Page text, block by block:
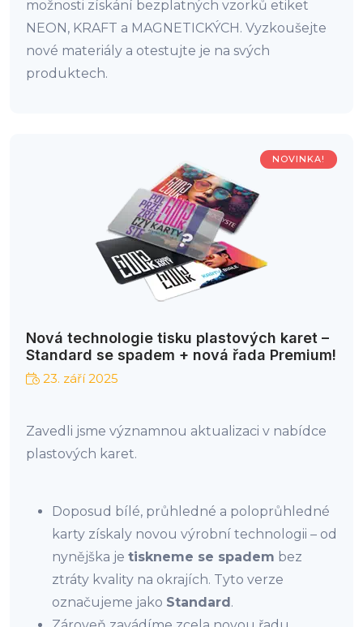
možnosti získání bezplatných vzorků etiket
NEON, KRAFT a MAGNETICKÝCH. Vyzkoušejte
nové materiály a otestujte je na svých
produktech.
NOVINKA!
Nová technologie tisku plastových karet –
Standard se spadem + nová řada Premium!
23. září 2025
Zavedli jsme významnou aktualizaci v nabídce
plastových karet.
Doposud bílé, průhledné a poloprůhledné
karty získaly novou výrobní technologii – od
nynějška je tiskneme se spadem bez
ztráty kvality na okrajích. Tyto verze
označujeme jako Standard.